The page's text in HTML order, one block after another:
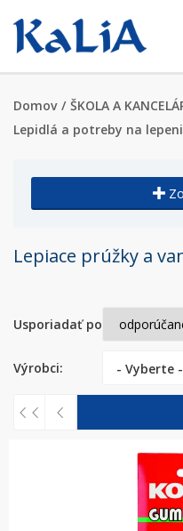
Domov / ŠKOLA A
Lepidlá a potreby na
Lepiace prúžky a
Usporiadať podľa:
Výrobci: - Vyberte -